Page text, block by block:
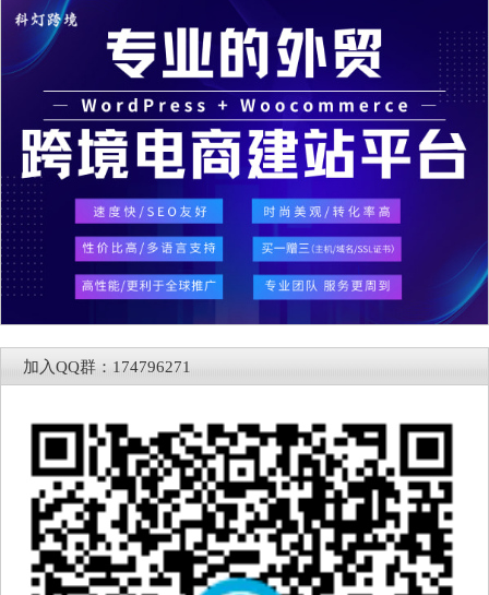
加入QQ群：174796271